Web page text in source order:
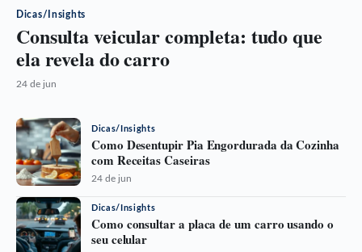
Dicas/Insights
Consulta veicular completa: tudo que
ela revela do carro
24 de jun
Dicas/Insights
Como Desentupir Pia Engordurada da Cozinha
com Receitas Caseiras
24 de jun
Dicas/Insights
Como consultar a placa de um carro usando o
seu celular